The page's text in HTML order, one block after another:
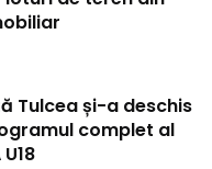
Tulcea și-a deschis
complet al